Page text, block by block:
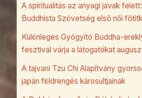
A spiritualitás az anyagi javak
Buddhista Szövetség első női
Különleges Gyógyító Buddha-
fesztivál várja a látogatókat
A tajvani Tzu Chi Alapítvány
japán földrengés károsultjainak